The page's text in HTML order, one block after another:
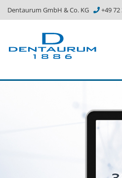
Dentaurum GmbH & Co. KG +49